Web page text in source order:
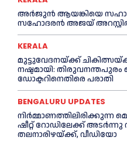
അര്‍ജുന്‍ ആയങ്കിയെ
സഹോദരന്‍ അജയ്
KERALA
മുട്ടുവേദനയ്ക്ക്
നഷ്ടമായി:
ഡോക്ടറിനെതിരെ പരാതി
BENGALURU UPDATES
നിർമ്മാണത്തിലിരിക്കുന്ന
ഷീറ്റ് റോഡിലേക്ക്
തലനാരിഴയ്ക്ക്, വീഡിയോ